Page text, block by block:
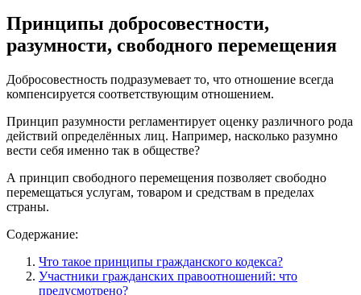
Принципы добросовестности,
разумности, свободного перемещения
Добросовестность подразумевает то, что отношение всегда
компенсируется соответствующим отношением.
Принцип разумности регламентирует оценку различного рода
действий определённых лиц. Например, насколько разумно
вести себя именно так в обществе?
А принцип свободного перемещения позволяет свободно
перемещаться услугам, товаром и средствам в пределах
страны.
Содержание:
Что такое принципы гражданского кодекса?
Участники гражданских правоотношений: что
предусмотрено?